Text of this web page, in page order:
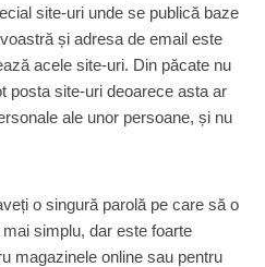
site-uri unde se publică baze
și adresa de email este
acele site-uri. Din păcate nu
posta site-uri deoarece asta ar
ale unor persoane, și nu
o singură parolă pe care să o
simplu, dar este foarte
magazinele online sau pentru